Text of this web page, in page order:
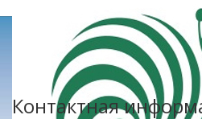
Контактная